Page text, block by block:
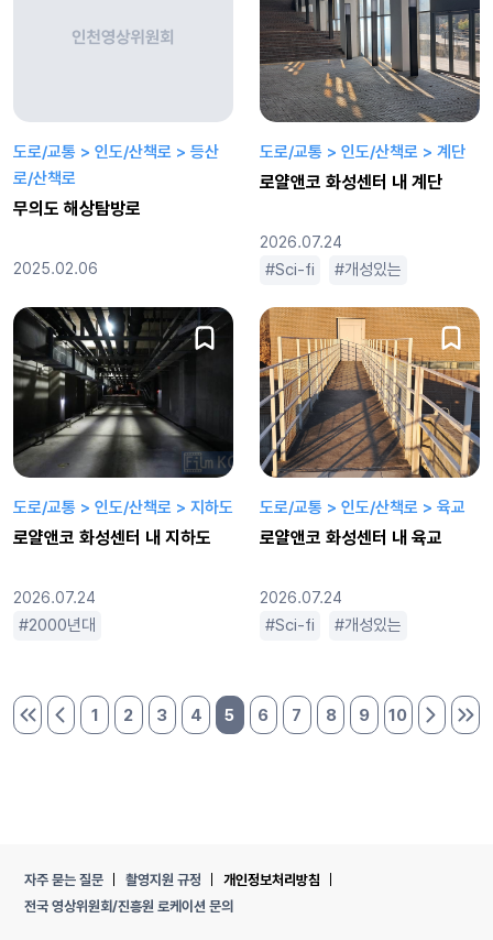
도로/교통 > 인도/산책로 > 등산
로/산책로
무의도 해상탐방로
2025.02.06
도로/교통 > 인도/산책로 > 계단
로얄앤코 화성센터 내 계단
2026.07.24
Sci-fi 개성있는
도로/교통 > 인도/산책로 > 지하도
로얄앤코 화성센터 내 지하도
2026.07.24
2000년대 개성있는 근미래
도로/교통 > 인도/산책로 > 육교
로얄앤코 화성센터 내 육교
2026.07.24
Sci-fi 개성있는
처음 페이지
이전 페이지
1 2 3 4 5 6 7 8 9 10
다음 페
마
자주 묻는 질문 촬영지원 규정
개인정보처리방침
전국 영상위원회/진흥원 로케이션 문의